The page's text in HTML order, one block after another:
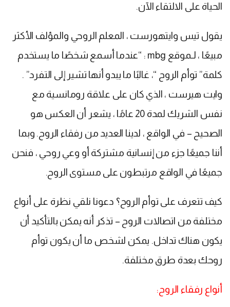
الحياة على الالتقاء الآن.
يقول تيس وايتهورست ، المعلم الروحي والمؤلف الأكثر
مبيعًا ، لـموقع mbg : “عندما أسمع شخصًا ما يستخدم
كلمة” توأم الروح “، غالبًا ما يبدو أنها تشير إلى التفرد” .
وايت هيرست ، الذي كان على علاقة رومانسية مع
نفس الشريك لمدة 20 عامًا ، يشعر أن العكس هو
الصحيح – في الواقع ، لدينا العديد من رفقاء الروح. وبما
أننا جميعًا جزء من إنسانية مشتركة أو وعي روحي ، فنحن
جميعًا في الواقع مرتبطون على مستوى الروح.
كيف تتعرف على توأم الروح؟ دعونا نلقي نظرة على أنواع
مختلفة من اتصالات الروح – تذكر أنه يمكن بالتأكيد أن
يكون هناك تداخل. يمكن لشخص ما أن يكون توأم
روحك بعدة طرق مختلفة.
أنواع رفقاء الروح: